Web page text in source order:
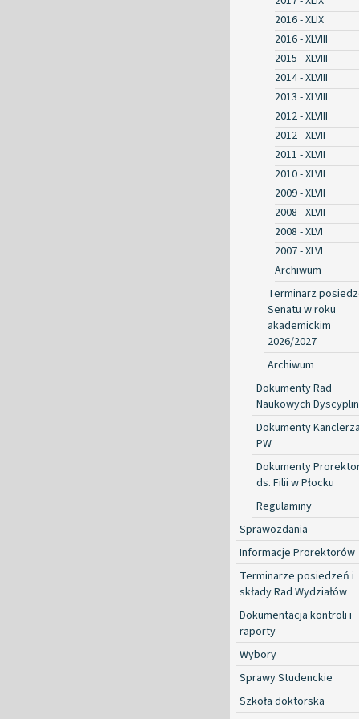
2016 - XLIX
2016 - XLVIII
2015 - XLVIII
2014 - XLVIII
2013 - XLVIII
2012 - XLVIII
2012 - XLVII
2011 - XLVII
2010 - XLVII
2009 - XLVII
2008 - XLVII
2008 - XLVI
2007 - XLVI
Archiwum
Terminarz
Senatu w roku
akademickim
2026/2027
Archiwum
Dokumenty Rad
Naukowych Dyscyplin
Dokumenty
PW
Dokumenty
ds. Filii w Płocku
Regulaminy
Sprawozdania
Informacje Prorektorów
Terminarze posiedzeń i
składy Rad Wydziałów
Dokumentacja kontroli i
raporty
Wybory
Sprawy Studenckie
Szkoła doktorska